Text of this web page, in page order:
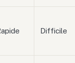
Difficile